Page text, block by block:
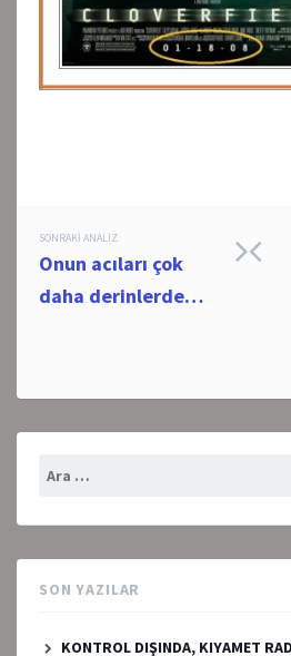
Post
navigation
SONRAKI ANALIZ
Onun acıları çok
daha derinlerde…
SON YAZILAR
KONTROL DIŞINDA, KIYAMET